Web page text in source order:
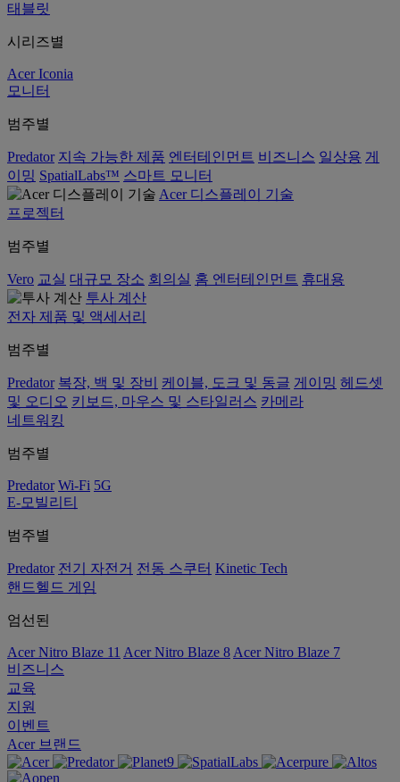
태블릿
시리즈별
Acer Iconia
모니터
범주별
Predator 지속 가능한 제품 엔터테인먼트 비즈니스 일상용 게
이밍 SpatialLabs™ 스마트 모니터
Acer 디스플레이 기술
프로젝터
범주별
Vero 교실 대규모 장소 회의실 홈 엔터테인먼트 휴대용
투사 계산
전자 제품 및 액세서리
범주별
Predator 복장, 백 및 장비 케이블, 도크 및 동글 게이밍 헤드셋
및 오디오 키보드, 마우스 및 스타일러스 카메라
네트워킹
범주별
Predator Wi-Fi 5G
E-모빌리티
범주별
Predator 전기 자전거 전동 스쿠터 Kinetic Tech
핸드헬드 게임
엄선된
Acer Nitro Blaze 11 Acer Nitro Blaze 8 Acer Nitro Blaze 7
비즈니스
교육
지원
이벤트
Acer 브랜드